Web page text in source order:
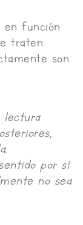
en función
traten.
son
lectura
por sí
no sea